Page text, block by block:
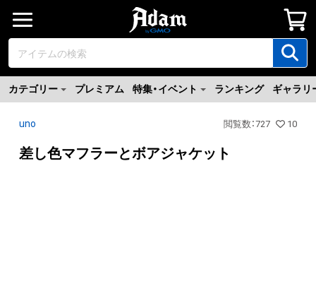
カテゴリー プレミアム 特集・イベント ランキング ギャラリ
uno 閲覧数 ：727 10
差し色マフラーとボアジャケット